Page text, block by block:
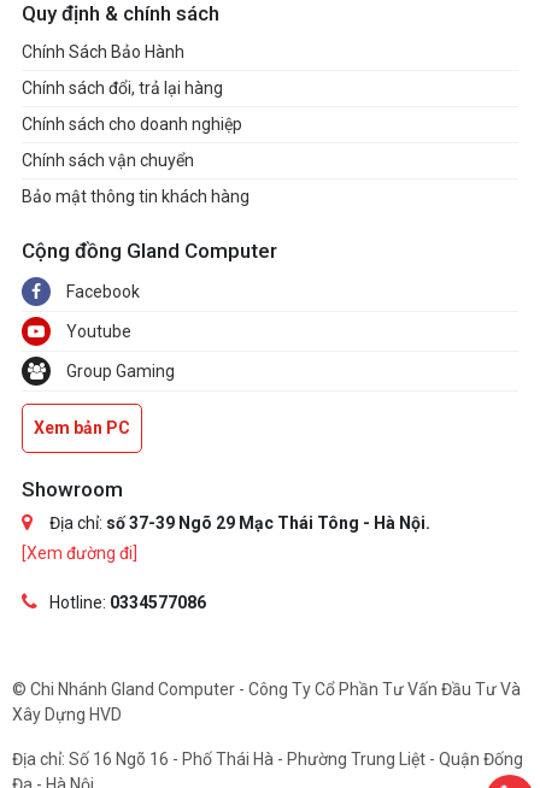
Quy định & chính sách
Chính Sách Bảo Hành
Chính sách đổi, trả lại hàng
Chính sách cho doanh nghiệp
Chính sách vận chuyển
Bảo mật thông tin khách hàng
Cộng đồng Gland Computer
Facebook
Youtube
Group Gaming
Xem bản PC
Showroom
Địa chỉ: số 37-39 Ngõ 29 Mạc Thái Tông - Hà Nội.
[Xem đường đi]
Hotline: 0334577086
© Chi Nhánh Gland Computer - Công Ty Cổ Phần Tư Vấn Đầu Tư Và
Xây Dựng HVD
Địa chỉ: Số 16 Ngõ 16 - Phố Thái Hà - Phường Trung Liệt - Quận Đống